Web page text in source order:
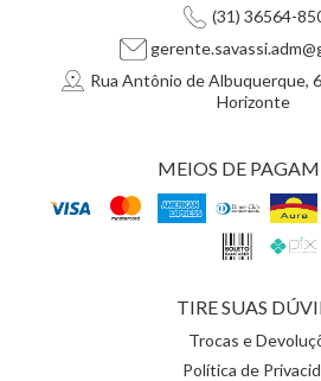
(31) 36564-
Rua Antônio de Albuquerque,
Horizonte
MEIOS DE
TIRE SUAS
Trocas e
Política de